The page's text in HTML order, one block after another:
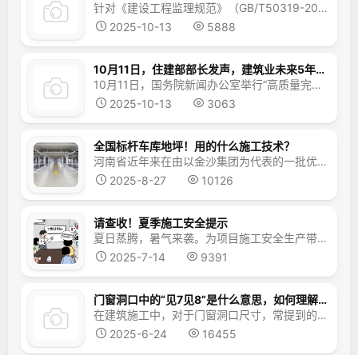
针对《建设工程监理规范》（GB/T50319-2013）中25个工作用表及其他常见工程资料报验的监理审批意见，各位监理同胞可以参考借鉴。《建设工程监理规范》中25个工作用表1、工程监理单位用表（1）表 A.0.1 总监理工程师任命书（法人代表签字,盖单位公章）（2）表 A.0.2 工程开工令（总监签字盖执业印章）（3）表 A.0.3 监理通知单（4）表 A....
2025-10-13
5888
10月11日，住建部部长发声，建筑业未来5年方向定了
10月11日，国务院新闻办公室举行“高质量完成‘十四五’规划”系列主题新闻发布会。住房城乡建设部部长倪虹在会上表示，当前，我国城镇化正从快速增长期转向稳定发展期，城市发展正从大规模增量扩张阶段转向存量提质增效为主的阶段。住建部将制定和实施好“十五五”规划，把住房城乡建设工作一件一件抓出成...
2025-10-13
3063
全国标杆车库地坪！用的什么施工技术？
河南省近年来在由以金沙集团为代表的一批优秀地产企业的引领下，地下车库建设水平已经超越一线城市高端楼盘，尤其是地坪工艺坚实美观，更是吸引全国地产同行观摩学习！今天就带大家看一看全国标杆车库地坪用的什么施工技术？高品质车库地坪工艺 地下车库三大使用场景：停车位、行车道、汽车坡道，分别采用三大地坪工艺：金刚砂固化地坪、彩石固化地坪、马蹄石铺装地坪，相应满足不同的使...
2025-8-27
10126
请查收！夏季施工安全提示
夏日蒸腾，暑气来袭。为项目施工安全生产带来挑战。今日，中建三局总承包公司带来一组职工手绘，夏季施工安全提示，提醒一线建设者注意安全防护，筑牢安全生产防线。01合理安排工期、生产计划严格落实高温停工、限时作业。根据气温灵活调整工作班次和户外作业时间采取换班轮休等方式，缩短连续作业时间02开展防中暑应急演练开展夏季岗前培训，讲解中暑预防和急救等职业卫生知识，增强...
2025-7-14
9391
门窗洞口中的“见7见8”是什么意思，如何理解，依据是什么？
在建筑施工中，对于门窗洞口尺寸，常提到的“见7见8”是什么意思，有何含义？工地上常说的“见7见8”指的是，门窗洞口在完成抹灰等装修工序后的净尺寸，因为最后一个数字是7或者8，所以称之为“见7见8”。举个例子，如上图中的GM1022，指的是门窗洞口的设计尺寸，洞口宽度1000mm，洞口高度...
2025-6-24
16455